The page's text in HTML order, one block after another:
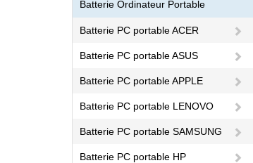
Batterie Ordinateur Portable
Batterie PC portable ACER
Batterie PC portable ASUS
Batterie PC portable APPLE
Batterie PC portable LENOVO
Batterie PC portable SAMSUNG
Batterie PC portable HP